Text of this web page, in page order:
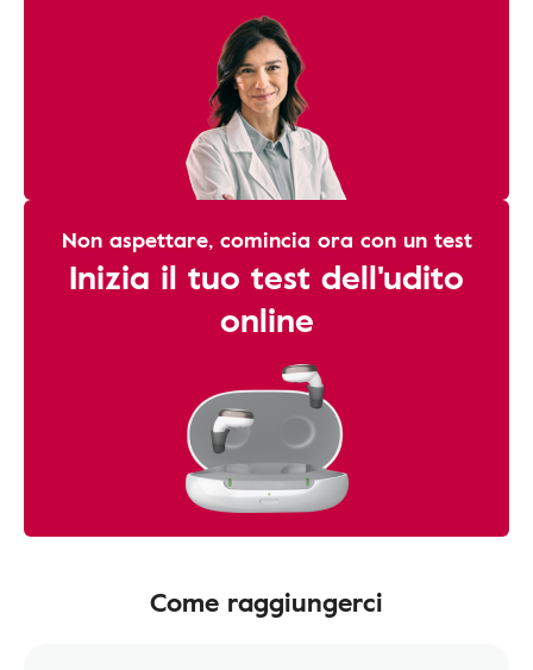
Non aspettare, comincia ora con un test
Inizia il tuo test dell'udito
online
Come raggiungerci